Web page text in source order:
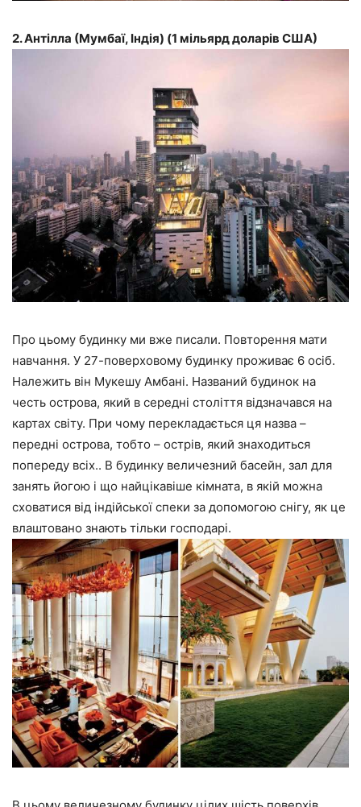
2. Антілла (Мумбаї, Індія) (1 мільярд доларів США)
Про цьому будинку ми вже писали. Повторення мати
навчання. У 27-поверховому будинку проживає 6 осіб.
Належить він Мукешу Амбані. Названий будинок на
честь острова, який в середні століття відзначався на
картах світу. При чому перекладається ця назва –
передні острова, тобто – острів, який знаходиться
попереду всіх.. В будинку величезний басейн, зал для
занять йогою і що найцікавіше кімната, в якій можна
сховатися від індійської спеки за допомогою снігу, як це
влаштовано знають тільки господарі.